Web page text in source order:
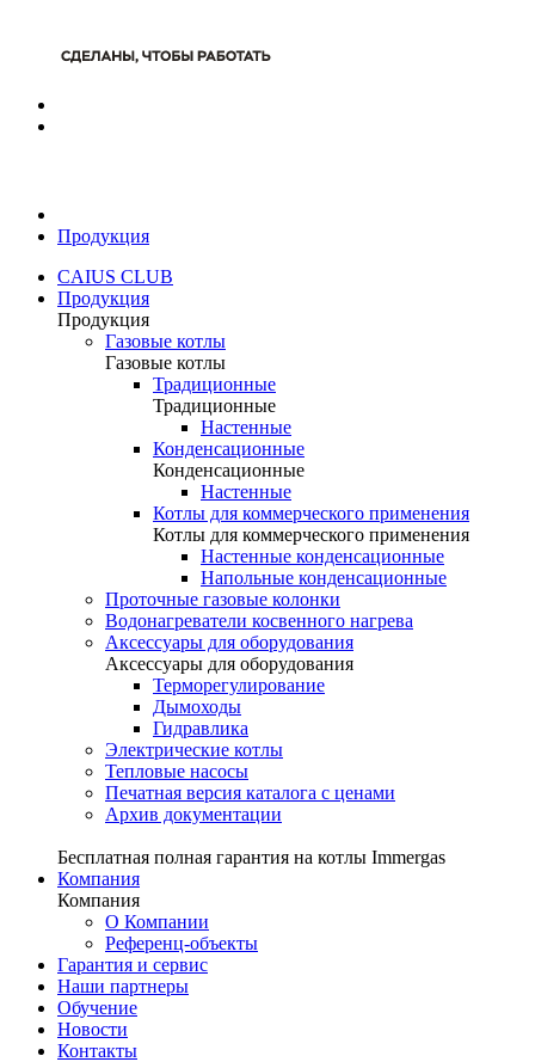
Продукция
CAIUS CLUB
Продукция
Продукция
Газовые котлы
Газовые котлы
Традиционные
Традиционные
Настенные
Конденсационные
Конденсационные
Настенные
Котлы для коммерческого применения
Котлы для коммерческого применения
Настенные конденсационные
Напольные конденсационные
Проточные газовые колонки
Водонагреватели косвенного нагрева
Аксессуары для оборудования
Аксессуары для оборудования
Терморегулирование
Дымоходы
Гидравлика
Электрические котлы
Тепловые насосы
Печатная версия каталога с ценами
Архив документации
Бесплатная полная гарантия на котлы Immergas
Компания
Компания
О Компании
Референц-объекты
Гарантия и сервис
Наши партнеры
Обучение
Новости
Контакты